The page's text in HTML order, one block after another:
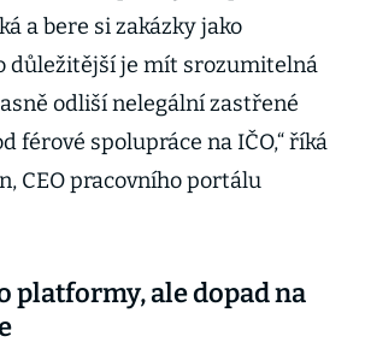
a bere si zakázky jako
důležitější je mít srozumitelná
odliší nelegální zastřené
férové spolupráce na IČO,“ říká
CEO pracovního portálu
platformy, ale dopad na